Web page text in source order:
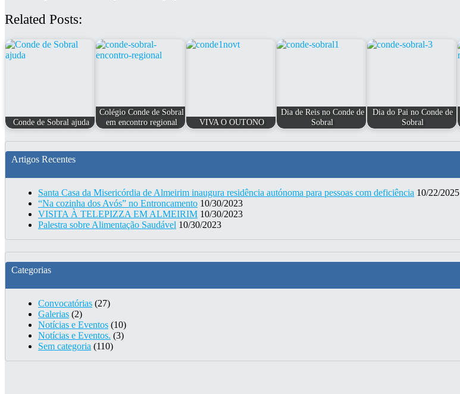
Related Posts:
Conde de Sobral ajuda
Colégio Conde de Sobral
em encontro regional
VIVA O OUTONO
Dia de Reis no Conde de
Sobral
Dia do Pai no Conde de
Sobral
Artigos Recentes
Santa Casa da Misericórdia de Almeirim inaugura residência autónoma para pessoas com deficiência 10/22/2025
“Na cozinha dos Avós” no Entroncamento 10/30/2023
VISITA À TELEPIZZA EM ALMEIRIM 10/30/2023
Palestra sobre Alimentação Saudável 10/30/2023
Categorias
Convocatórias (27)
Galerias (2)
Notícias e Eventos (10)
Notícias e Eventos. (3)
Sem categoria (110)